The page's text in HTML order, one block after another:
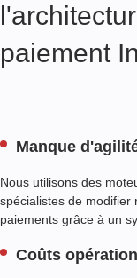
P
L
F
R
M
E
S
D
paiement
Manque
Nous utilisons des
spécialistes de modifier
paiements grâce à un
Coûts